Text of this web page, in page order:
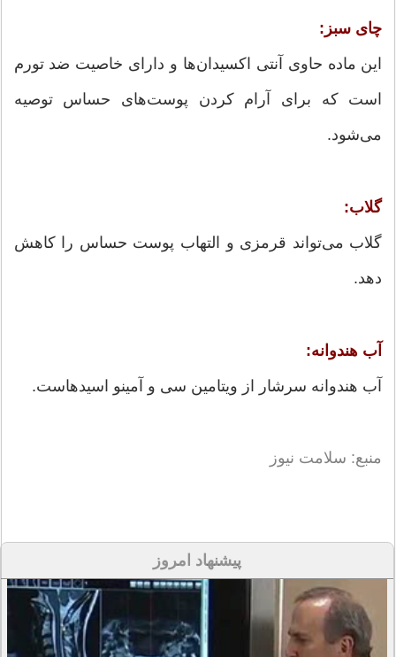
چای سبز:
این ماده حاوی آنتی اکسیدان‌ها و دارای خاصیت ضد تورم
است که برای آرام کردن پوست‌های حساس توصیه
می‌شود.
گلاب:
گلاب می‌تواند قرمزی و التهاب پوست حساس را کاهش
دهد.
آب هندوانه:
آب هندوانه سرشار از ویتامین سی و آمینو اسیدهاست.
منبع: سلامت نیوز
پیشنهاد امروز